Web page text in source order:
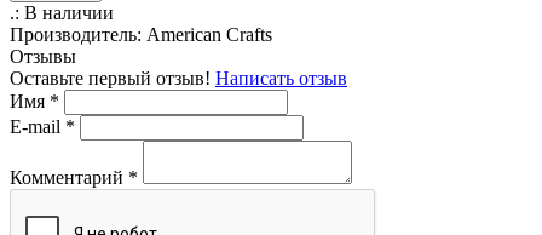
.: В наличии
Производитель: American Crafts
Отзывы
Оставьте первый отзыв! Написать отзыв
Имя *
E-mail *
Комментарий *